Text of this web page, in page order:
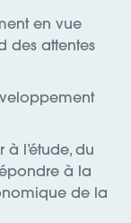
en vue
des attentes
l’étude, du
à la
de la